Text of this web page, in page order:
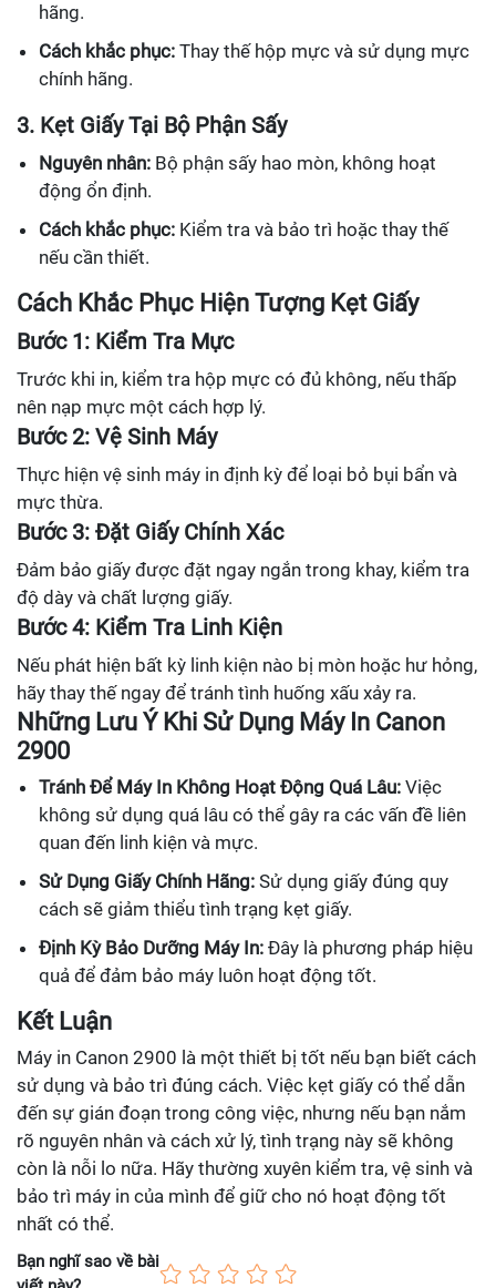
hãng.
Cách khắc phục: Thay thế hộp mực và sử dụng mực
chính hãng.
3. Kẹt Giấy Tại Bộ Phận Sấy
Nguyên nhân: Bộ phận sấy hao mòn, không hoạt
động ổn định.
Cách khắc phục: Kiểm tra và bảo trì hoặc thay thế
nếu cần thiết.
Cách Khắc Phục Hiện Tượng Kẹt Giấy
Bước 1: Kiểm Tra Mực
Trước khi in, kiểm tra hộp mực có đủ không, nếu thấp
nên nạp mực một cách hợp lý.
Bước 2: Vệ Sinh Máy
Thực hiện vệ sinh máy in định kỳ để loại bỏ bụi bẩn và
mực thừa.
Bước 3: Đặt Giấy Chính Xác
Đảm bảo giấy được đặt ngay ngắn trong khay, kiểm tra
độ dày và chất lượng giấy.
Bước 4: Kiểm Tra Linh Kiện
Nếu phát hiện bất kỳ linh kiện nào bị mòn hoặc hư hỏng,
hãy thay thế ngay để tránh tình huống xấu xảy ra.
Những Lưu Ý Khi Sử Dụng Máy In Canon
2900
Tránh Để Máy In Không Hoạt Động Quá Lâu: Việc
không sử dụng quá lâu có thể gây ra các vấn đề liên
quan đến linh kiện và mực.
Sử Dụng Giấy Chính Hãng: Sử dụng giấy đúng quy
cách sẽ giảm thiểu tình trạng kẹt giấy.
Định Kỳ Bảo Dưỡng Máy In: Đây là phương pháp hiệu
quả để đảm bảo máy luôn hoạt động tốt.
Kết Luận
Máy in Canon 2900 là một thiết bị tốt nếu bạn biết cách
sử dụng và bảo trì đúng cách. Việc kẹt giấy có thể dẫn
đến sự gián đoạn trong công việc, nhưng nếu bạn nắm
rõ nguyên nhân và cách xử lý, tình trạng này sẽ không
còn là nỗi lo nữa. Hãy thường xuyên kiểm tra, vệ sinh và
bảo trì máy in của mình để giữ cho nó hoạt động tốt
nhất có thể.
Bạn nghĩ sao về bài